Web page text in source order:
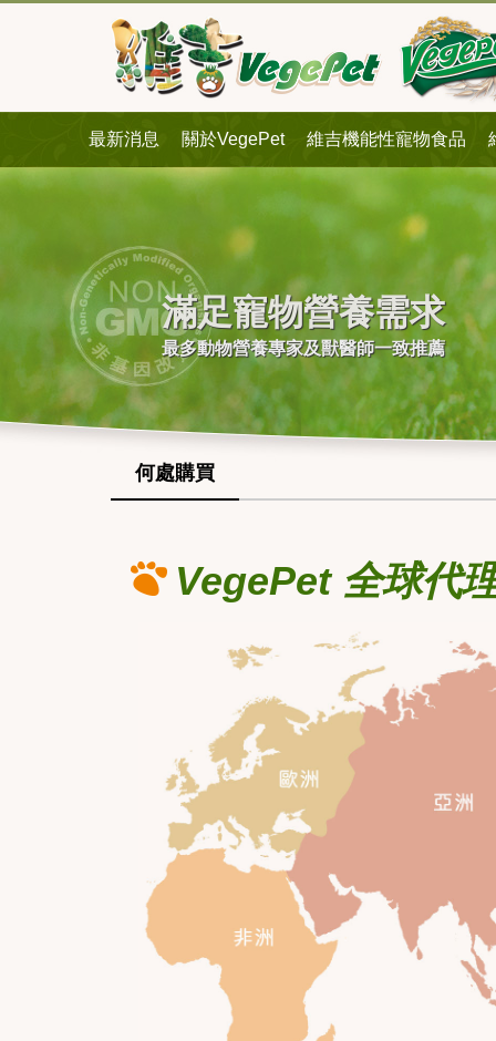
最新消息 關於VegePet 維吉機能性寵物食品
滿足寵物營養需求
最多動物營養專家及獸醫師一致推薦
何處購買
VegePet 全球代